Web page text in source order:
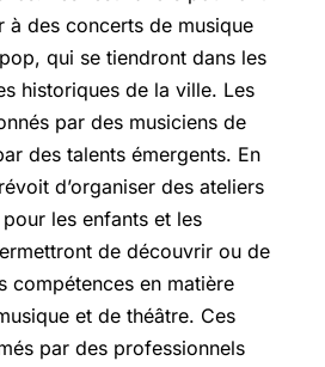
à des concerts de musique
qui se tiendront dans les
historiques de la ville. Les
par des musiciens de
des talents émergents. En
d’organiser des ateliers
les enfants et les
de découvrir ou de
compétences en matière
et de théâtre. Ces
par des professionnels